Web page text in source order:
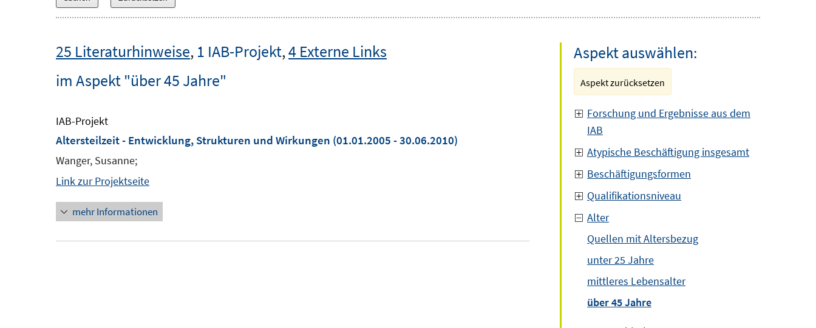
25 Literaturhinweise, 1 IAB-Projekt,4 Externe Links
im Aspekt "über 45 Jahre"
IAB-Projekt
Altersteilzeit - Entwicklung, Strukturen und Wirkungen (01.01.2005 - 30.06.2010)
Wanger, Susanne;
Link zur Projektseite
mehr Informationen
Aspekt auswählen:
Aspekt zurücksetzen
Forschung und Ergebnisse aus dem
IAB
Atypische Beschäftigung insgesamt
Beschäftigungsformen
Qualifikationsniveau
Alter
Quellen mit Altersbezug
unter 25 Jahre
mittleres Lebensalter
über 45 Jahre